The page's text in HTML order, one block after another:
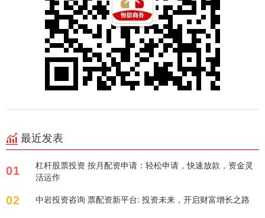
最近发表
01
杠杆股票投资 按月配资申请：轻松申请，快速放款，资金灵
活运作
02 中岩投资咨询 票配资新平台: 投资未来，开启财富增长之路